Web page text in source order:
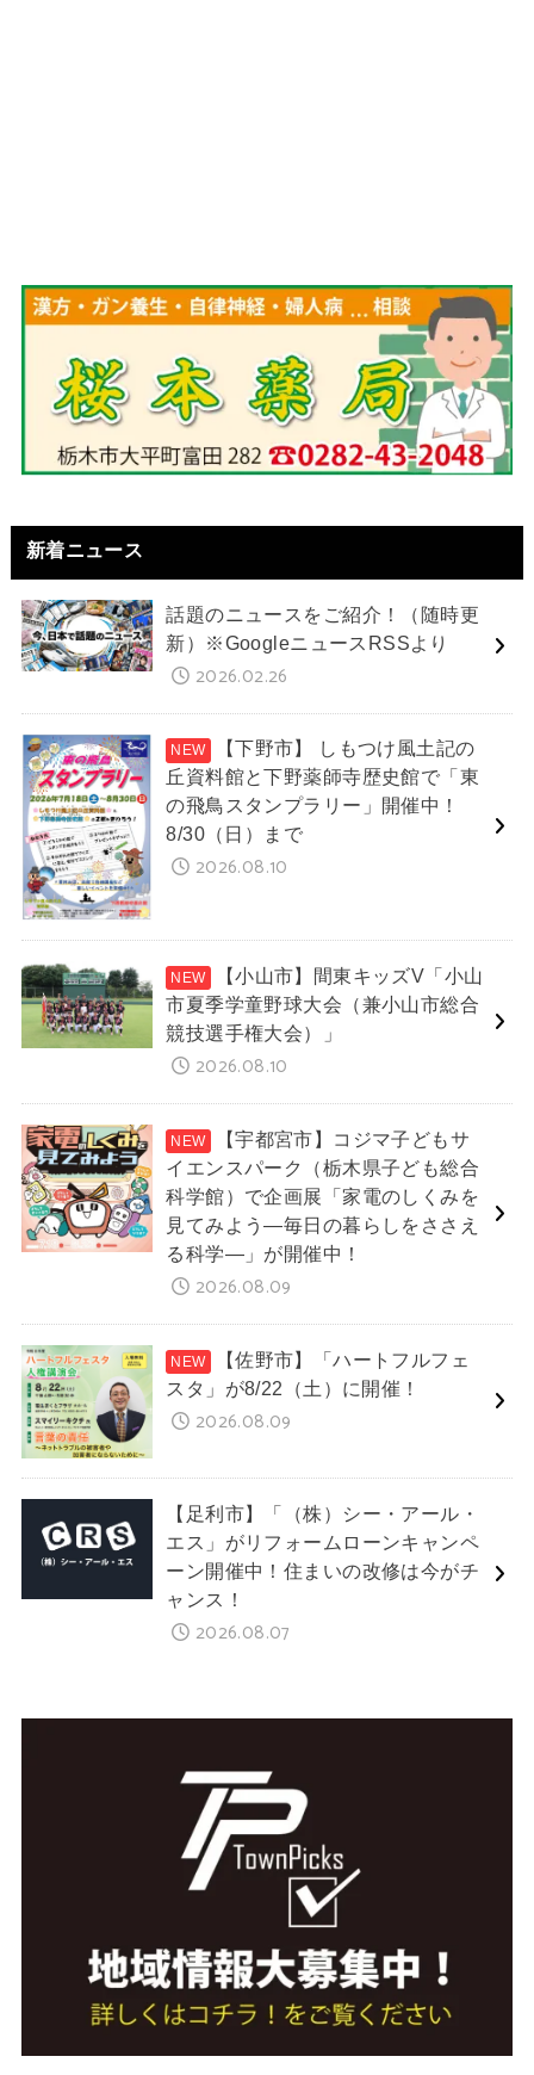
新着ニュース
話題のニュースをご紹介！（随時更
新）※GoogleニュースRSSより
2026.02.26
【下野市】 しもつけ風土記の
丘資料館と下野薬師寺歴史館で「東
の飛鳥スタンプラリー」開催中！
8/30（日）まで
2026.08.10
【小山市】間東キッズV「小山
市夏季学童野球大会（兼小山市総合
競技選手権大会）」
2026.08.10
【宇都宮市】コジマ子どもサ
イエンスパーク（栃木県子ども総合
科学館）で企画展「家電のしくみを
見てみよう―毎日の暮らしをささえ
る科学―」が開催中！
2026.08.09
【佐野市】「ハートフルフェ
スタ」が8/22（土）に開催！
2026.08.09
【足利市】「（株）シー・アール・
エス」がリフォームローンキャンペ
ーン開催中！住まいの改修は今がチ
ャンス！
2026.08.07